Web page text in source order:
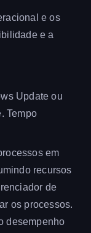
e os
e a
Update ou
Tempo
em
recursos
de
os processos.
desempenho